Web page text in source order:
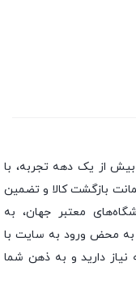
بیش از یک دهه تجربه، با
اصل، پرداخت در محل، ۷ روز ضمانت بازگشت کالا و تضمین
معتبر جهان، به
به محض ورود به سایت با
نیاز دارید و به ذهن شما